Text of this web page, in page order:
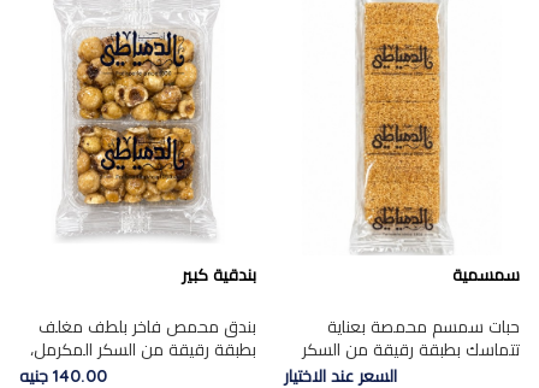
سمسمية
حبات سمسم محمصة بعناية
تتماسك بطبقة رقيقة من السكر
المكرمل، لتقدم طعم السمسم
السعر عند الاختيار
بندقية كبير
بندق محمص فاخر بلطف مغلف
بطبقة رقيقة من السكر المكرمل،
يجمع بين النكهة الغنية ناتي
140.00 جنيه